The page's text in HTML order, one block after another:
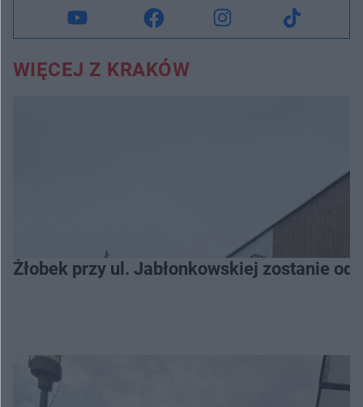
WIĘCEJ Z KRAKÓW
Żłobek przy ul. Jabłonkowskiej zostanie